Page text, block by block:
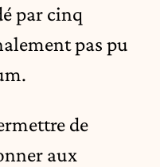
par cinq
pas pu
de
aux